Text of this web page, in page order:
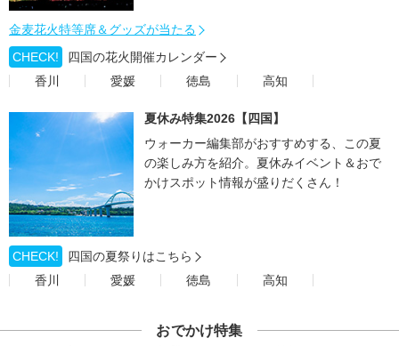
金麦花火特等席＆グッズが当たる
CHECK!
四国の花火開催カレンダー
香川
愛媛 徳島 高知
夏休み特集2026【四国】
ウォーカー編集部がおすすめする、この夏
の楽しみ方を紹介。夏休みイベント＆おで
かけスポット情報が盛りだくさん！
CHECK!
四国の夏祭りはこちら
香川
愛媛 徳島 高知
おでかけ特集